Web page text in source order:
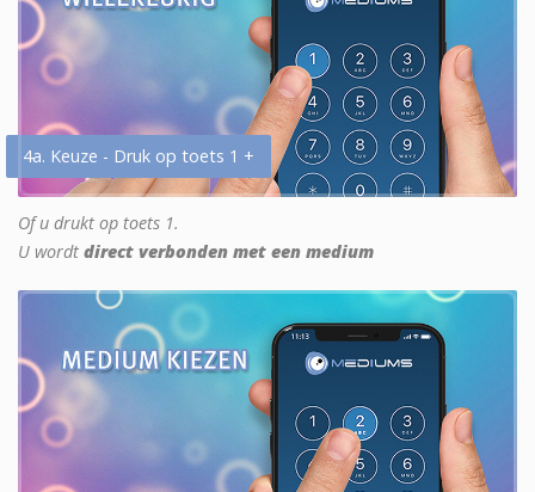
4a. Keuze - Druk op toets 1 +
Of u drukt op toets 1.
U wordt direct verbonden met een medium